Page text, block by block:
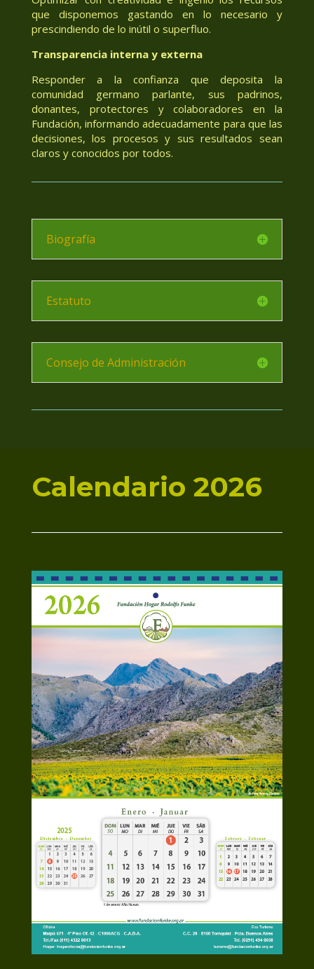
que disponemos gastando en lo necesario y
prescindiendo de lo inútil o superfluo.
Transparencia interna y externa
Responder a la confianza que deposita la
comunidad germano parlante, sus padrinos,
donantes, protectores y colaboradores en la
Fundación, informando adecuadamente para que las
decisiones, los procesos y sus resultados sean
claros y conocidos por todos.
Biografía
Estatuto
Consejo de Administración
Calendario 2026